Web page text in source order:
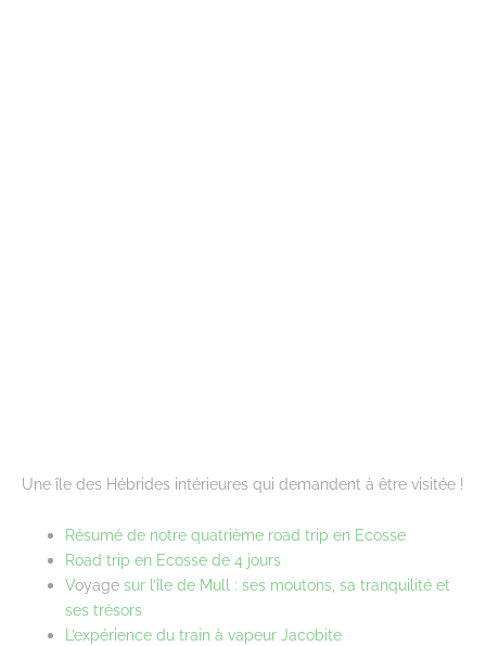
Une île des Hébrides intérieures qui demandent à être visitée !
Résumé de notre quatrième road trip en Ecosse
Road trip en Ecosse de 4 jours
Voyage sur l’île de Mull : ses moutons, sa tranquilité et
ses trésors
L’expérience du train à vapeur Jacobite